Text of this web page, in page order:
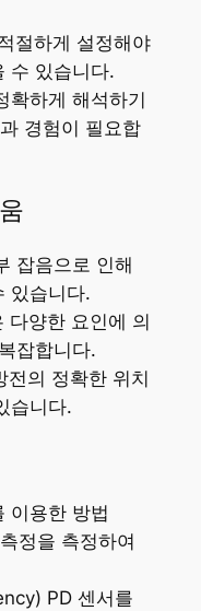
절하게 설정해야
수 있습니다.
확하게 해석하기
경험이 필요합
잡음으로 인해
있습니다.
다양한 요인에 의
잡합니다.
전의 정확한 위치
습니다.
이용한 방법
정을 측정하여
PD 센서를